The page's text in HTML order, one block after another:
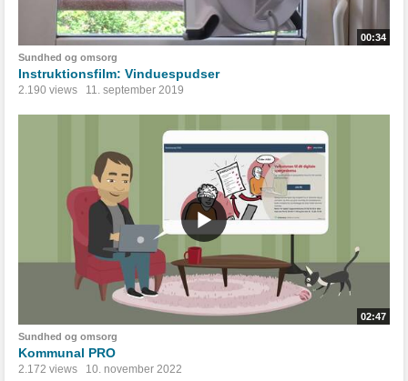
00:34
Sundhed og omsorg
Instruktionsfilm: Vinduespudser
2.190 views 11. september 2019
02:47
Sundhed og omsorg
Kommunal PRO
2.172 views 10. november 2022